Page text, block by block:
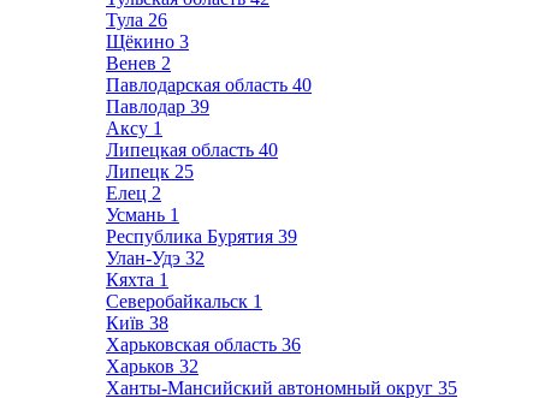
Тула 26
Щёкино 3
Венев 2
Павлодарская область 40
Павлодар 39
Аксу 1
Липецкая область 40
Липецк 25
Елец 2
Усмань 1
Республика Бурятия 39
Улан-Удэ 32
Кяхта 1
Северобайкальск 1
Київ 38
Харьковская область 36
Харьков 32
Ханты-Мансийский автономный округ 35